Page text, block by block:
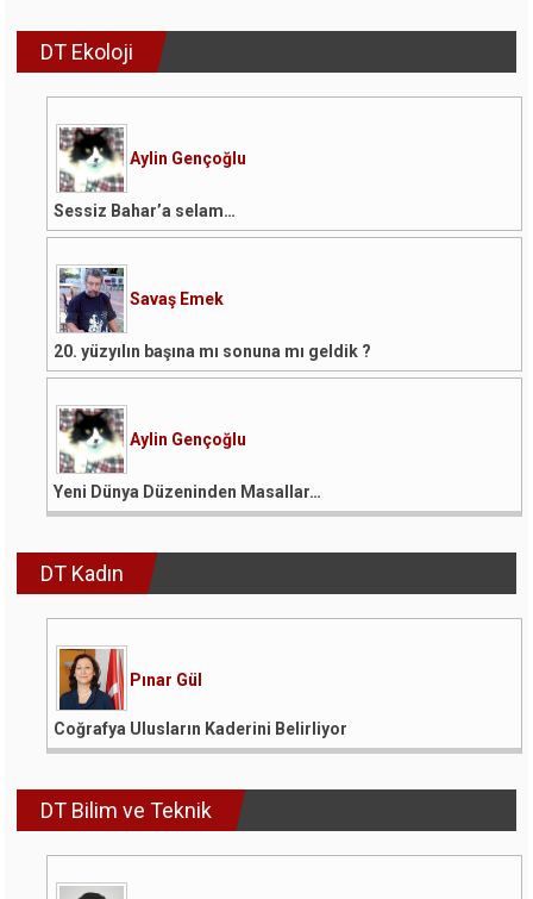
DT Ekoloji
Aylin Gençoğlu
Sessiz Bahar’a selam…
Savaş Emek
20. yüzyılın başına mı sonuna mı geldik ?
Aylin Gençoğlu
Yeni Dünya Düzeninden Masallar…
DT Kadın
Pınar Gül
Coğrafya Ulusların Kaderini Belirliyor
DT Bilim ve Teknik